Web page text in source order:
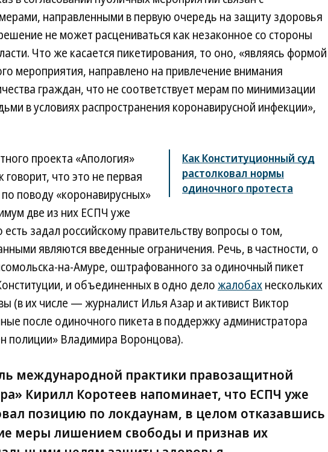
направленными в первую очередь на защиту здоровья
не может расцениваться как незаконное со стороны
Что же касается пикетирования, то оно, «являясь формой
мероприятия, направлено на привлечение внимания
граждан, что не соответствует мерам по минимизации
в условиях распространения коронавирусной инфекции»,
Как Конституционный суд
растолковал нормы
одиночного протеста
проекта «Апология»
что это не первая
поводу «коронавирусных»
две из них ЕСПЧ уже
задал российскому правительству вопросы о том,
являются введенные ограничения. Речь, в частности, о
на-Амуре, оштрафованного за одиночный пикет
и объединенных в одно деложалобахнескольких
(в их числе — журналист Илья Азар и активист Виктор
после одиночного пикета в поддержку администратора
полиции» Владимира Воронцова).
международной практики правозащитной
Кирилл Коротеев напоминает, что ЕСПЧ уже
позицию по локдаунам, в целом отказавшись
меры лишением свободы и признав их